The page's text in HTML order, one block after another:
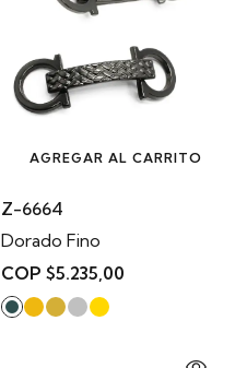
AGREGAR AL CARRITO
Z-6664
Dorado Fino
COP $5.235,00